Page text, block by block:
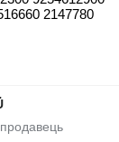
2147780